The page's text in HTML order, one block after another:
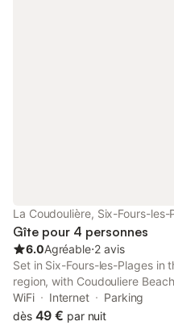
La Coudoulière, Six-Fours-les-
Gîte pour 4 personnes
6.0Agréable⋅2 avis
Set in Six-Fours-les-Plages in
region, with Coudouliere
nearby, Boost Your Immo Six
capvert 270 offers
WiFi Internet
Parking
dès 49 € par nuit